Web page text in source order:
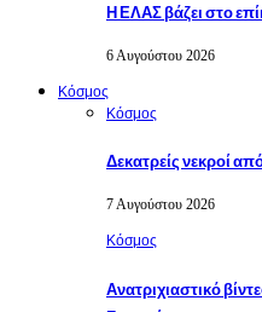
Η ΕΛΑΣ βάζει στο
6 Αυγούστου 2026
Κόσμος
Κόσμος
Δεκατρείς νεκροί
7 Αυγούστου 2026
Κόσμος
Ανατριχιαστικό